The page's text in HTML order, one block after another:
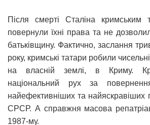
Після смерті Сталіна кримським
повернули їхні права та не
батьківщину. Фактично, заслання
року, кримські татари робили
на власній землі, в Криму.
національний рух за
найефективніших та найяскравіших
СРСР. А справжня масова
1987-му.